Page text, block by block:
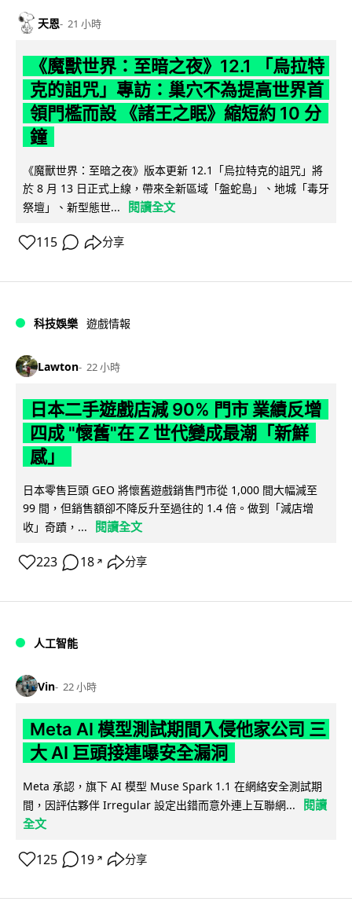
天恩 21 小時
《魔獸世界：至暗之夜》12.1 「烏拉特
克的詛咒」專訪：巢穴不為提高世界首
領門檻而設 《諸王之眠》縮短約 10 分
鐘
《魔獸世界：至暗之夜》版本更新 12.1「烏拉特克的詛咒」將
於 8 月 13 日正式上線，帶來全新區域「盤蛇島」、地城「毒牙
祭壇」、新型態世...
閱讀全文
115 分享
科技娛樂 遊戲情報
Lawton 22 小時
日本二手遊戲店減 90% 門市 業績反增
四成 "懷舊"在 Z 世代變成最潮「新鮮
感」
日本零售巨頭 GEO 將懷舊遊戲銷售門市從 1,000 間大幅減至
99 間，但銷售額卻不降反升至過往的 1.4 倍。做到「減店增
收」奇蹟，...
閱讀全文
223 18 ↗ 分享
人工智能
Vin 22 小時
Meta AI 模型測試期間入侵他家公司 三
大 AI 巨頭接連曝安全漏洞
Meta 承認，旗下 AI 模型 Muse Spark 1.1 在網絡安全測試期
間，因評估夥伴 Irregular 設定出錯而意外連上互聯網...
閱讀
全文
125 19 ↗ 分享